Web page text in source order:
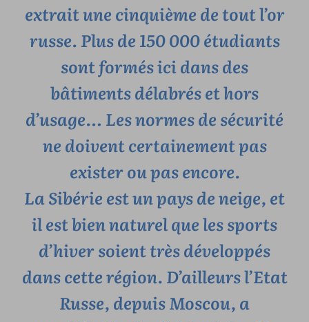
extrait une cinquième de tout l’or
russe. Plus de 150 000 étudiants
sont formés ici dans des
bâtiments délabrés et hors
d’usage… Les normes de sécurité
ne doivent certainement pas
exister ou pas encore.
La Sibérie est un pays de neige, et
il est bien naturel que les sports
d’hiver soient très développés
dans cette région. D’ailleurs l’Etat
Russe, depuis Moscou, a